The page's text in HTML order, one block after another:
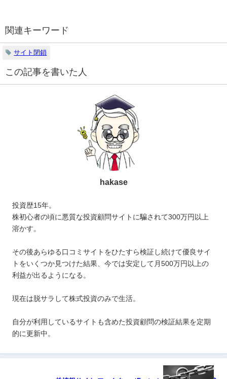
関連キーワード
サイト閉鎖
この記事を書いた人
hakase
投資歴15年。
株初心者の頃に悪質な投資顧問サイトに騙されて300万円以上
溶かす。
その後あらゆる口コミサイトをひたすら検証し続けて優良サイ
トをいくつか見つけた結果、今では安定して月500万円以上の
利益が出るようになる。
現在は脱サラして株式投資のみで生活。
自分が利用しているサイトも含めた投資顧問の検証結果を定期
的に更新中。